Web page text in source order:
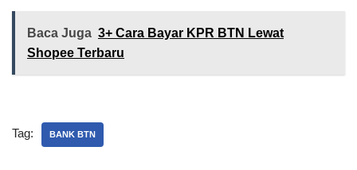
Baca Juga 3+ Cara Bayar KPR BTN Lewat
Shopee Terbaru
Tag: BANK BTN